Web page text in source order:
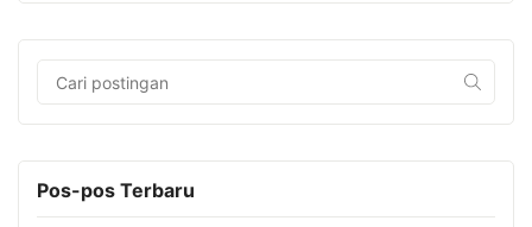
Pos-pos Terbaru